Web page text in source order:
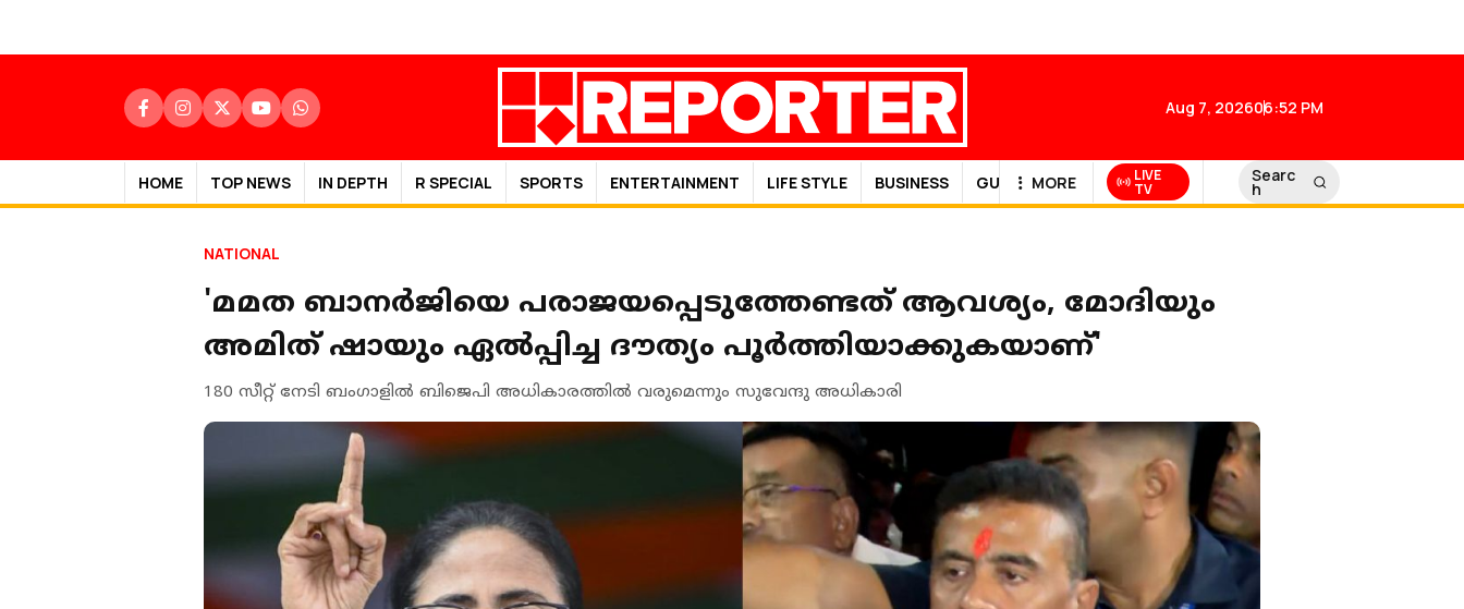
Aug 7, 202606:52 PM
HOME TOP NEWS IN DEPTH R SPECIAL SPORTS ENTERTAINMENT LIFE STYLE BUSINESS GULF NEWS
MORE LIVE
TV
Searc
h
NATIONAL
'മമത ബാനര്‍ജിയെ പരാജയപ്പെടുത്തേണ്ടത് ആവശ്യം, മോദിയും
അമിത് ഷായും ഏല്‍പ്പിച്ച ദൗത്യം പൂര്‍ത്തിയാക്കുകയാണ്'
180 സീറ്റ് നേടി ബംഗാളില്‍ ബിജെപി അധികാരത്തില്‍ വരുമെന്നും സുവേന്ദു അധികാരി